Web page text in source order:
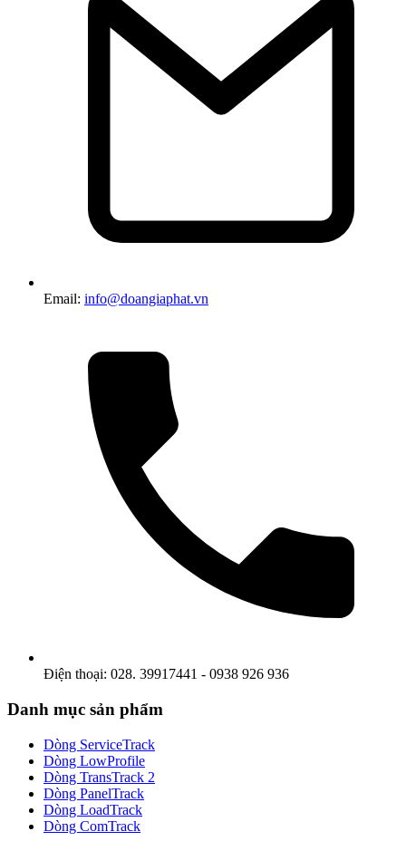
Email: info@doangiaphat.vn
Điện thoại: 028. 39917441 - 0938 926 936
Danh mục sản phẩm
Dòng ServiceTrack
Dòng LowProfile
Dòng TransTrack 2
Dòng PanelTrack
Dòng LoadTrack
Dòng ComTrack